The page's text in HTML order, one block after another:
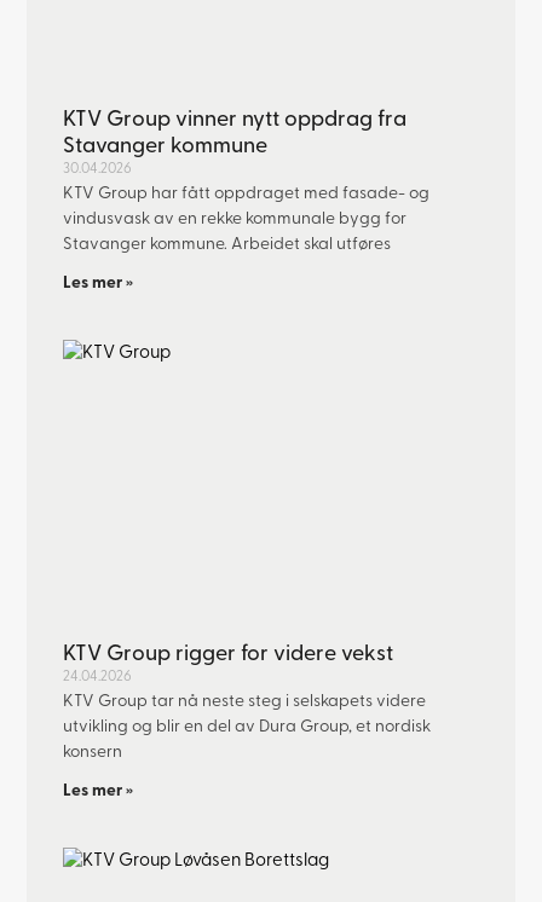
KTV Group vinner nytt oppdrag fra
Stavanger kommune
30.04.2026
KTV Group har fått oppdraget med fasade- og
vindusvask av en rekke kommunale bygg for
Stavanger kommune. Arbeidet skal utføres
Les mer »
KTV Group rigger for videre vekst
24.04.2026
KTV Group tar nå neste steg i selskapets videre
utvikling og blir en del av Dura Group, et nordisk
konsern
Les mer »